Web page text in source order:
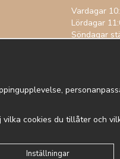
Vardagar
Lördagar
Söndagar
cookies du tillåter och
Inställningar